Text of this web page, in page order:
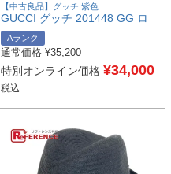
【中古良品】グッチ 紫色
GUCCI グッチ 201448 GG ロ
ゴ インプリメ カバン 斜め掛け
ポシェット ショルダーバッグ
GGインプリメ ユニセックス パ
ープル 【中古】
Aランク
通常価格 ¥35,200
特別オンライン価格 ¥34,000
税込